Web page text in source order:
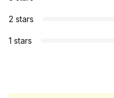
2 stars
1 stars